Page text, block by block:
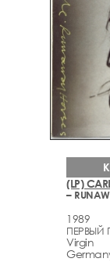
(LP)
–
1989
ПЕРВЫЙ
Virgin